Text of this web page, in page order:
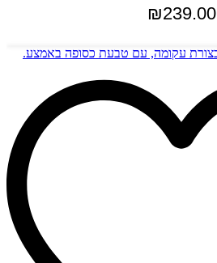
₪239.00